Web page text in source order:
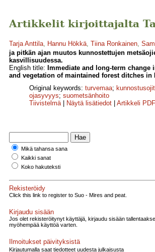
Artikkelit kirjoittajalta
Tarja Anttila, Hannu Hökkä, Tiina Ronkainen,
ja pitkän ajan muutos kunnostettujen
kasvillisuudessa.
English title: Immediate and long-term change
and vegetation of maintained forest ditches in
Original keywords: turvemaa;
ojasyvyys; suometsänhoito
Tiivistelmä| Näytä lisätiedot Artikkeli
Mikä tahansa sana
Kaikki sanat
Koko hakuteksti
Rekisteröidy
Click this link to register to Suo - Mires and peat.
Kirjaudu sisään
Jos olet rekisteröitynyt käyttäjä, kirjaudu sisään
myöhempää käyttöä varten.
Ilmoitukset päivityksistä
Kirjautumalla saat tiedotteet uudesta julkaisusta